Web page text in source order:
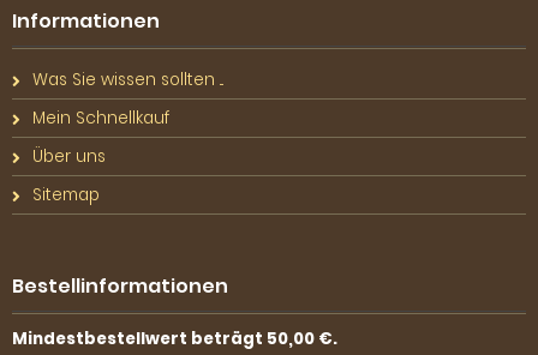
Informationen
Was Sie wissen sollten ...
Mein Schnellkauf
Über uns
Sitemap
Bestellinformationen
Mindestbestellwert beträgt 50,00 €.